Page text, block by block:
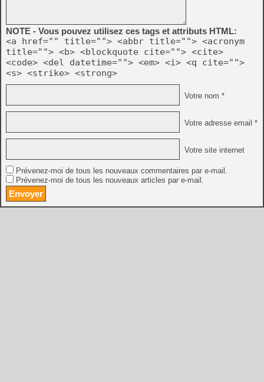
NOTE - Vous pouvez utilisez ces tags et attributs HTML:
<a href="" title=""> <abbr title=""> <acronym
title=""> <b> <blockquote cite=""> <cite>
<code> <del datetime=""> <em> <i> <q cite="">
<s> <strike> <strong>
Votre nom *
Votre adresse email *
Votre site internet
Prévenez-moi de tous les nouveaux commentaires par e-mail.
Prévenez-moi de tous les nouveaux articles par e-mail.